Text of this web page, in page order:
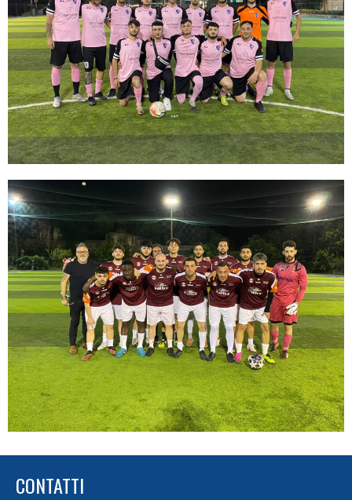
CONTATTI